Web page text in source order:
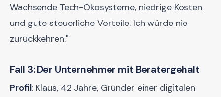
Wachsende Tech-Ökosysteme, niedrige Kosten
und gute steuerliche Vorteile. Ich würde nie
zurückkehren."
Fall 3: Der Unternehmer mit Beratergehalt
Profil: Klaus, 42 Jahre, Gründer einer digitalen